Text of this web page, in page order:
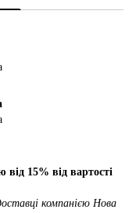
15% від вартості
компанією Нова